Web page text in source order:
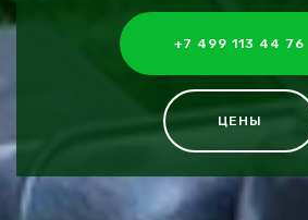
+7 499 113 44 76
ЦЕНЫ